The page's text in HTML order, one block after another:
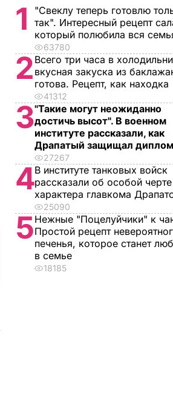
1
"Свеклу теперь готовлю
так". Интересный рецепт
который полюбила вся
63780
2 Всего три часа в
вкусная закуска из
готова. Рецепт, как находка
41312
3"Такие могут неожиданно
достичь высот". В военном
институте рассказали, как
Драпатый защищал диплом
27267
4В институте танковых войск
рассказали об особой черте
характера главкома
25090
5Нежные "Поцелуйчики" к
Простой рецепт
печенья, которое станет
в семье
18185